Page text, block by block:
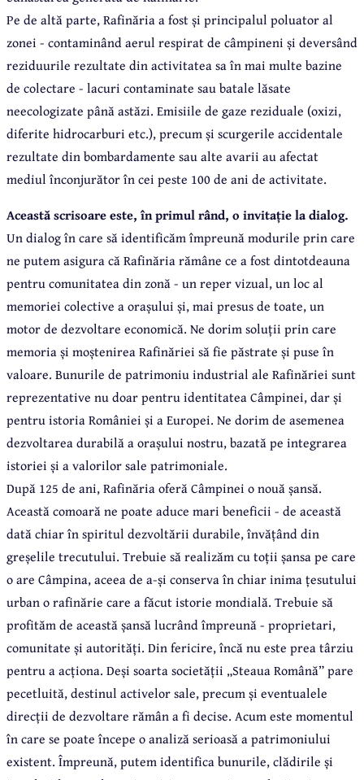
Pe de altă parte, Rafinăria a fost și principalul poluator al
zonei - contaminând aerul respirat de câmpineni și deversând
reziduurile rezultate din activitatea sa în mai multe bazine
de colectare - lacuri contaminate sau batale lăsate
neecologizate până astăzi. Emisiile de gaze reziduale (oxizi,
diferite hidrocarburi etc.), precum și scurgerile accidentale
rezultate din bombardamente sau alte avarii au afectat
mediul înconjurător în cei peste 100 de ani de activitate.
Această scrisoare este, în primul rând, o invitație la dialog.
Un dialog în care să identificăm împreună modurile prin care
ne putem asigura că Rafinăria rămâne ce a fost dintotdeauna
pentru comunitatea din zonă - un reper vizual, un loc al
memoriei colective a orașului și, mai presus de toate, un
motor de dezvoltare economică. Ne dorim soluții prin care
memoria și moștenirea Rafinăriei să fie păstrate și puse în
valoare. Bunurile de patrimoniu industrial ale Rafinăriei sunt
reprezentative nu doar pentru identitatea Câmpinei, dar și
pentru istoria României și a Europei. Ne dorim de asemenea
dezvoltarea durabilă a orașului nostru, bazată pe integrarea
istoriei și a valorilor sale patrimoniale.
După 125 de ani, Rafinăria oferă Câmpinei o nouă șansă.
Această comoară ne poate aduce mari beneficii - de această
dată chiar în spiritul dezvoltării durabile, învățând din
greșelile trecutului. Trebuie să realizăm cu toții șansa pe care
o are Câmpina, aceea de a-și conserva în chiar inima țesutului
urban o rafinărie care a făcut istorie mondială. Trebuie să
profităm de această șansă lucrând împreună - proprietari,
comunitate și autorități. Din fericire, încă nu este prea târziu
pentru a acționa. Deși soarta societății „Steaua Română” pare
pecetluită, destinul activelor sale, precum și eventualele
direcții de dezvoltare rămân a fi decise. Acum este momentul
în care se poate începe o analiză serioasă a patrimoniului
existent. Împreună, putem identifica bunurile, clădirile și